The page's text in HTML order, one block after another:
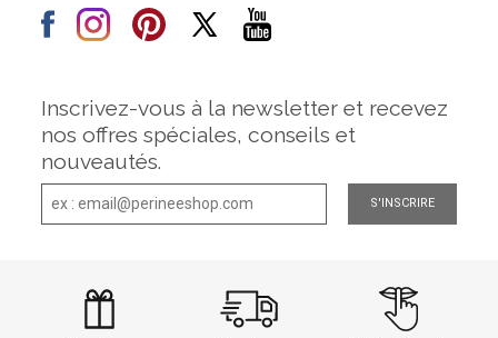
Inscrivez-vous à la newsletter et recevez
nos offres spéciales, conseils et
nouveautés.
S'INSCRIRE